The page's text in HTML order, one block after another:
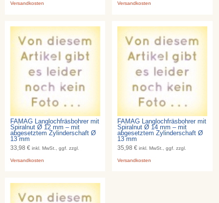
Versandkosten Versandkosten
FAMAG Langlochfräsbohrer mit
Spiralnut Ø 12 mm – mit
abgesetztem Zylinderschaft Ø
13 mm
33,98 € inkl. MwSt., ggf. zzgl.
Versandkosten
FAMAG Langlochfräsbohrer mit
Spiralnut Ø 14 mm – mit
abgesetztem Zylinderschaft Ø
13 mm
35,98 €inkl. MwSt., ggf. zzgl.
Versandkosten